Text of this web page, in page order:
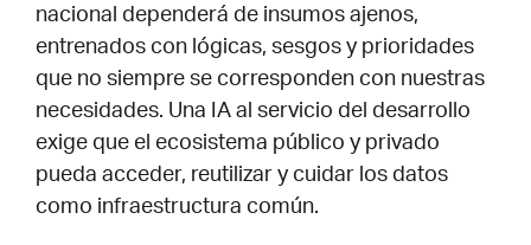
nacional dependerá de insumos ajenos,
entrenados con lógicas, sesgos y prioridades
que no siempre se corresponden con nuestras
necesidades. Una IA al servicio del desarrollo
exige que el ecosistema público y privado
pueda acceder, reutilizar y cuidar los datos
como infraestructura común.